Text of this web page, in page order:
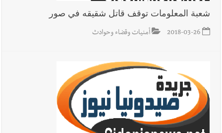
شعبة المعلومات توقف قاتل شقيقه في صور
2018-03-26 أمنيات وقضاء وحوادث